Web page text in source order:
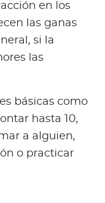
en los
las ganas
si la
las
básicas como
hasta 10,
a alguien,
o practicar